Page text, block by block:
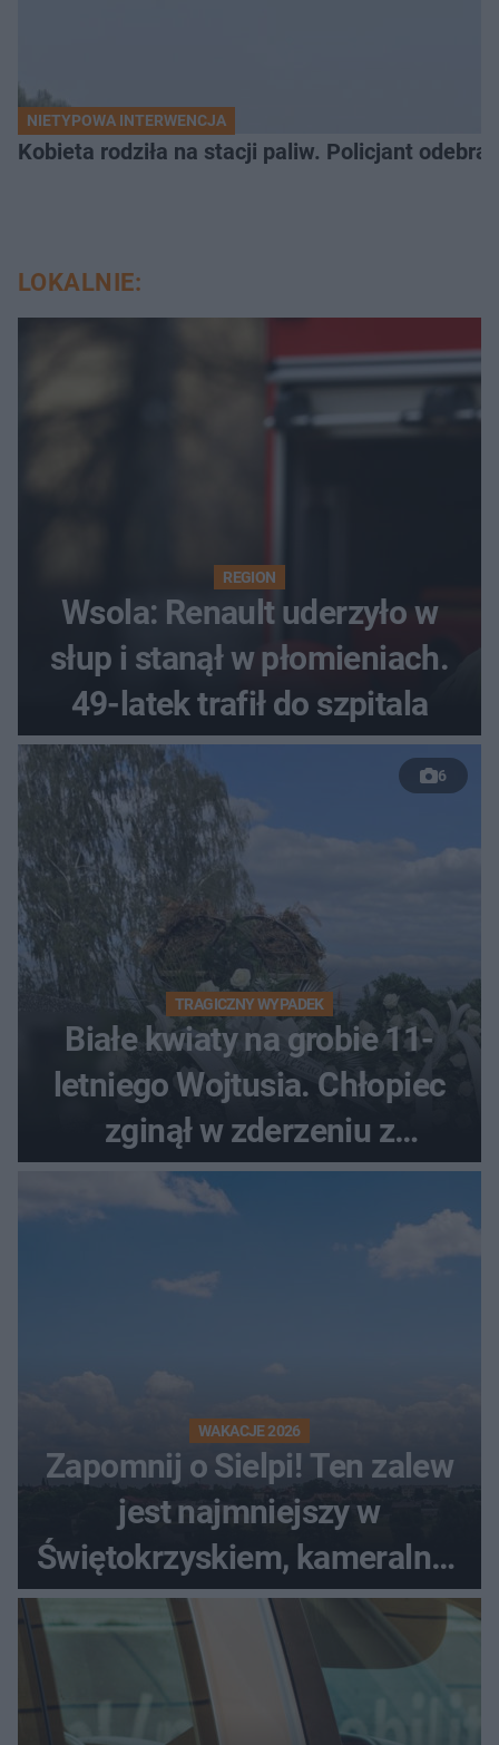
NIETYPOWA INTERWENCJA
Kobieta rodziła na stacji paliw. Policjant
LOKALNIE:
REGION
Wsola: Renault uderzyło w
słup i stanął w płomieniach.
49-latek trafił do szpitala
6
TRAGICZNY WYPADEK
Białe kwiaty na grobie 11-
letniego Wojtusia. Chłopiec
zginął w zderzeniu z
kombajnem
WAKACJE 2026
Zapomnij o Sielpi! Ten zalew
jest najmniejszy w
Świętokrzyskiem, kameralny i
bez tłumów